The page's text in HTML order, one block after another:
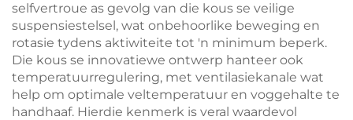
selfvertroue as gevolg van die kous se veilige
suspensiestelsel, wat onbehoorlike beweging en
rotasie tydens aktiwiteite tot 'n minimum beperk.
Die kous se innovatiewe ontwerp hanteer ook
temperatuurregulering, met ventilasiekanale wat
help om optimale veltemperatuur en voggehalte te
handhaaf. Hierdie kenmerk is veral waardevol